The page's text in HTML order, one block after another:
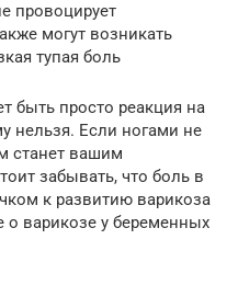
провоцирует
могут возникать
тупая боль
быть просто реакция на
нельзя. Если ногами не
станет вашим
забывать, что боль в
к развитию варикоза
о варикозе у беременных